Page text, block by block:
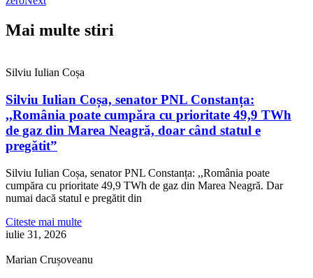
Mai multe stiri
Silviu Iulian Coșa
Silviu Iulian Coșa, senator PNL Constanța:
,,România poate cumpăra cu prioritate 49,9 TWh
de gaz din Marea Neagră, doar când statul e
pregătit”
Silviu Iulian Coșa, senator PNL Constanța: ,,România poate
cumpăra cu prioritate 49,9 TWh de gaz din Marea Neagră. Dar
numai dacă statul e pregătit din
Citeste mai multe
iulie 31, 2026
Marian Crușoveanu